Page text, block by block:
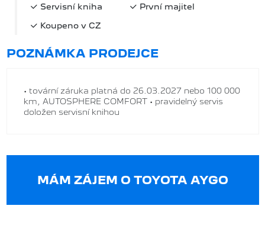
Servisní kniha
První majitel
Koupeno v CZ
POZNÁMKA PRODEJCE
• tovární záruka platná do 26.03.2027 nebo 100 000
km, AUTOSPHERE COMFORT • pravidelný servis
doložen servisní knihou
MÁM ZÁJEM O TOYOTA AYGO